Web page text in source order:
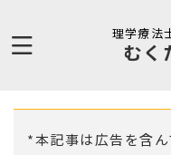
理学療法
むく
*本記事は広告を含ん